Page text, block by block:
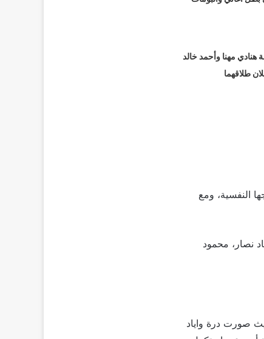
هنادي مهنا وأحمد خالد
طلاقهما
النفسية، ومع
نصار، محمود
صورت درة واياد